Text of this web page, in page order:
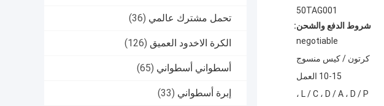
تحمل مشترك عالمي (36)
الكرة الاخدود العميق (126)
أسطواني أسطواني (65)
إبرة أسطواني (33)
50TAG001
شروط الدفع والشحن:
negotiable
كرتون / كيس منسوج
10-15 العمل
L / C ، D / A ، D / P ،